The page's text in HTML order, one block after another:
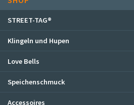
STREET-TAG®
Klingeln und Hupen
Love Bells
Speichenschmuck
Accessoires